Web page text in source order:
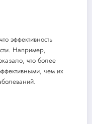
эффективность
Например,
что более
чем их